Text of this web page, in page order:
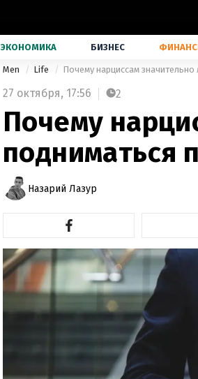
ЭКОНОМИКА БИЗНЕС
Men Life Почему нарциссам
27 октября, 17:56 2
Почему
подниматься
Назарий Лазур